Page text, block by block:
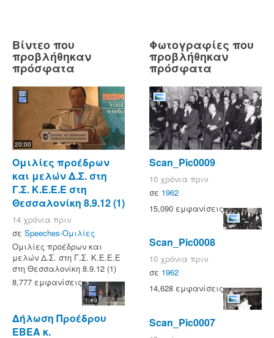
Βίντεο που
προβλήθηκαν
πρόσφατα
20:00
Ομιλίες προέδρων
και μελών Δ.Σ. στη
Γ.Σ. Κ.Ε.Ε.Ε στη
Θεσσαλονίκη 8.9.12 (1)
14 χρόνια πριν
σε Speeches-Ομιλίες
Ομιλίες προέδρων και
μελών Δ.Σ. στη Γ.Σ. Κ.Ε.Ε.Ε
στη Θεσσαλονίκη 8.9.12 (1)
8,777 εμφανίσεις
1:49
Δήλωση Προέδρου
ΕΒΕΑ κ.
Φωτογραφίες που
προβλήθηκαν
πρόσφατα
Scan_Pic0009
10 χρόνια πριν
σε 1962
15,090 εμφανίσεις
Scan_Pic0008
10 χρόνια πριν
σε 1962
14,628 εμφανίσεις
Scan_Pic0007